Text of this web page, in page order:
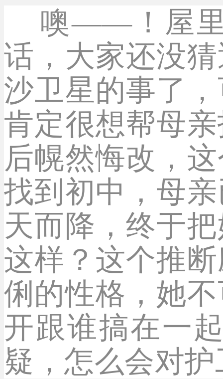
噢――！屋里
话，大家还没
沙卫星的事了
肯定很想帮母
后幌然悔改，
找到初中，母
天而降，终于
这样？这个推
俐的性格，她
开跟谁搞在一
疑，怎么会对